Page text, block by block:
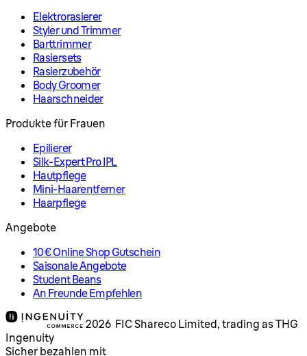
Elektrorasierer
Styler und Trimmer
Barttrimmer
Rasiersets
Rasierzubehör
Body Groomer
Haarschneider
Produkte für Frauen
Epilierer
Silk-Expert Pro IPL
Hautpflege
Mini-Haarentferner
Haarpflege
Angebote
10€ Online Shop Gutschein
Saisonale Angebote
Student Beans
An Freunde Empfehlen
2026 FIC Shareco Limited, trading as THG
Ingenuity
Sicher bezahlen mit